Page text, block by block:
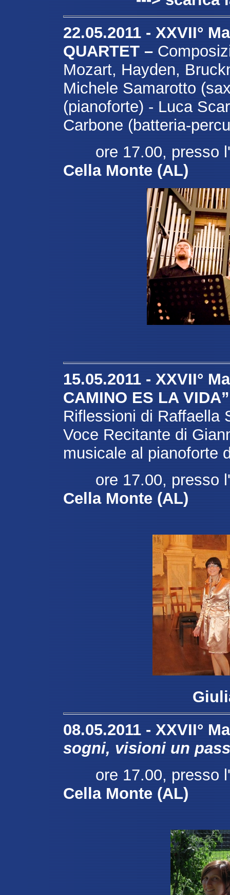
22.05.2011 - XXVII°
QUARTET –
Mozart, Hayden,
Michele Samarotto
(pianoforte) - Luca
Carbone (batteria-
ore 17.00, presso
Cella Monte (AL)
15.05.2011 - XXVII°
CAMINO ES LA
Riflessioni di Raffaella
Voce Recitante di
musicale al pianoforte
ore 17.00, presso
Cella Monte (AL)
08.05.2011 - XXVII°
sogni, visioni un
ore 17.00, presso
Cella Monte (AL)